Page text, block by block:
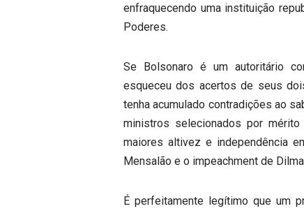
enfraquecendo uma instituição
Poderes.
Se Bolsonaro é um autoritário
esqueceu dos acertos de seus
tenha acumulado contradições ao
ministros selecionados por
maiores altivez e independência
Mensalão e o impeachment de
É perfeitamente legítimo que um